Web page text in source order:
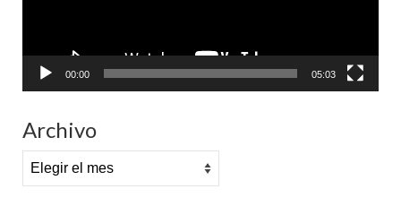
00:00 05:03
Archivo
Archivo